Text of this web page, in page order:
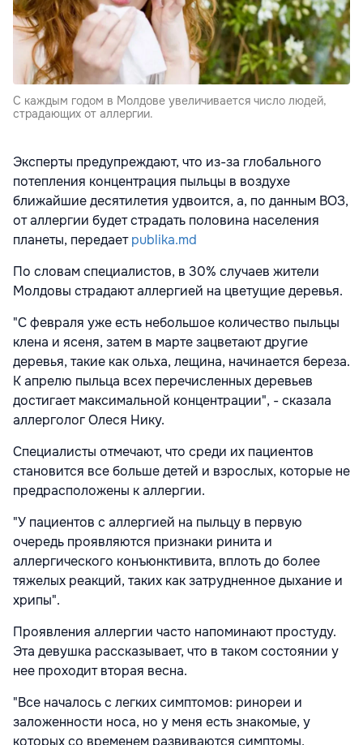
С каждым годом в Молдове увеличивается число людей,
страдающих от аллергии.
Эксперты предупреждают, что из-за глобального
потепления концентрация пыльцы в воздухе
ближайшие десятилетия удвоится, а, по данным ВОЗ,
от аллергии будет страдать половина населения
планеты, передаетpublika.md
По словам специалистов, в 30% случаев жители
Молдовы страдают аллергией на цветущие деревья.
"С февраля уже есть небольшое количество пыльцы
клена и ясеня, затем в марте зацветают другие
деревья, такие как ольха, лещина, начинается береза.
К апрелю пыльца всех перечисленных деревьев
достигает максимальной концентрации", - сказала
аллерголог Олеся Нику.
Специалисты отмечают, что среди их пациентов
становится все больше детей и взрослых, которые не
предрасположены к аллергии.
"У пациентов с аллергией на пыльцу в первую
очередь проявляются признаки ринита и
аллергического конъюнктивита, вплоть до более
тяжелых реакций, таких как затрудненное дыхание и
хрипы".
Проявления аллергии часто напоминают простуду.
Эта девушка рассказывает, что в таком состоянии у
нее проходит вторая весна.
"Все началось с легких симптомов: ринореи и
заложенности носа, но у меня есть знакомые, у
которых со временем развиваются симптомы,